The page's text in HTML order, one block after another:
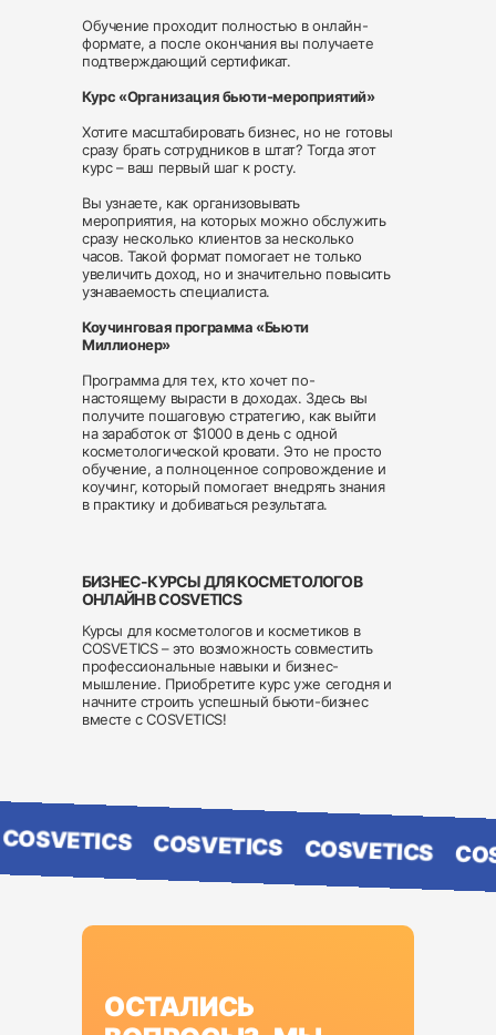
Обучение проходит полностью в онлайн-
формате, а после окончания вы получаете
подтверждающий сертификат.
Курс «Организация бьюти-мероприятий»
Хотите масштабировать бизнес, но не готовы
сразу брать сотрудников в штат? Тогда этот
курс – ваш первый шаг к росту.
Вы узнаете, как организовывать
мероприятия, на которых можно обслужить
сразу несколько клиентов за несколько
часов. Такой формат помогает не только
увеличить доход, но и значительно повысить
узнаваемость специалиста.
Коучинговая программа «Бьюти
Миллионер»
Программа для тех, кто хочет по-
настоящему вырасти в доходах. Здесь вы
получите пошаговую стратегию, как выйти
на заработок от $1000 в день с одной
косметологической кровати. Это не просто
обучение, а полноценное сопровождение и
коучинг, который помогает внедрять знания
в практику и добиваться результата.
БИЗНЕС-КУРСЫ ДЛЯ КОСМЕТОЛОГОВ
ОНЛАЙН В COSVETICS
Курсы для косметологов и косметиков в
COSVETICS – это возможность совместить
профессиональные навыки и бизнес-
мышление. Приобретите курс уже сегодня и
начните строить успешный бьюти-бизнес
вместе с COSVETICS!
COSVETICS COSVETICS COSVETICS
ОСТАЛИСЬ